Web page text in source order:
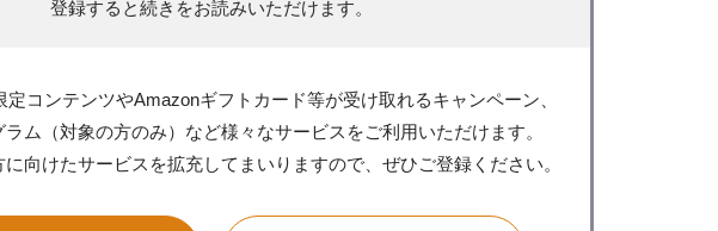
登録すると続きをお読みいただけます。
定コンテンツやAmazonギフトカード等が受け取れるキャンペーン、
ム（対象の方のみ）など様々なサービスをご利用いただけます。
向けたサービスを拡充してまいりますので、ぜひご登録ください。